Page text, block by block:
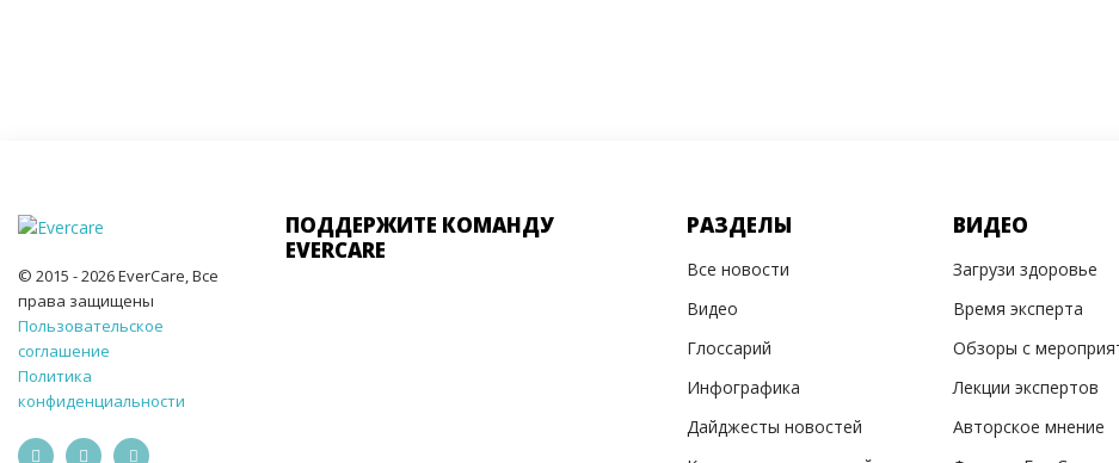
© 2015 - 2026 EverCare, Все
права защищены
Пользовательское
соглашение
Политика
конфиденциальности
ПОДДЕРЖИТЕ КОМАНДУ
EVERCARE
РАЗДЕЛЫ
Все новости
Видео
Глоссарий
Инфографика
Дайджесты новостей
ВИДЕО
Загрузи здоровье
Время эксперта
Обзоры с
Лекции экспертов
Авторское мнение